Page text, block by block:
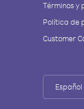
Términos y
Política de
Customer
Español